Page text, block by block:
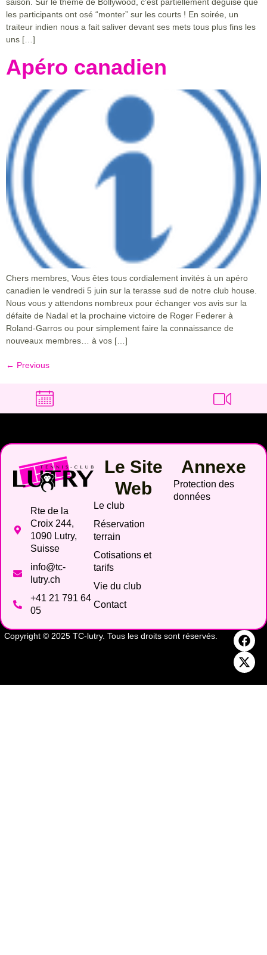
les participants ont osé “monter” sur les courts ! En soirée, un
traiteur indien nous a fait saliver devant ses mets tous plus fins les
uns […]
Apéro canadien
Chers membres, Vous êtes tous cordialement invités à un apéro
canadien le vendredi 5 juin sur la terasse sud de notre club house.
Nous vous y attendons nombreux pour échanger vos avis sur la
défaite de Nadal et la prochaine victoire de Roger Federer à
Roland-Garros ou pour simplement faire la connaissance de
nouveaux membres… à vos […]
← Previous
Rte de la
Croix 244,
1090 Lutry,
Suisse
info@tc-
lutry.ch
+41 21 791 64
05
Le Site
Web
Le club
Réservation
terrain
Cotisations et
tarifs
Vie du club
Contact
Annexe
Protection des
données
Copyright © 2025 TC-lutry. Tous les droits sont réservés.